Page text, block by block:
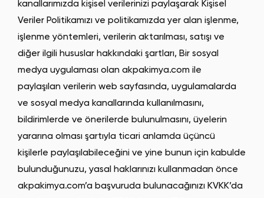
kanallarımızda kişisel verilerinizi paylaşarak Kişisel
Veriler Politikamızı ve politikamızda yer alan işlenme,
işlenme yöntemleri, verilerin aktarılması, satışı ve
diğer ilgili hususlar hakkındaki şartları, Bir sosyal
medya uygulaması olan akpakimya.com ile
paylaşılan verilerin web sayfasında, uygulamalarda
ve sosyal medya kanallarında kullanılmasını,
bildirimlerde ve önerilerde bulunulmasını, üyelerin
yararına olması şartıyla ticari anlamda üçüncü
kişilerle paylaşılabileceğini ve yine bunun için kabulde
bulunduğunuzu, yasal haklarınızı kullanmadan önce
akpakimya.com’a başvuruda bulunacağınızı KVKK’da